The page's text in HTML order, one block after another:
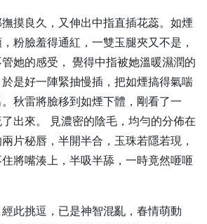
摸良久，又伸出中指直插花蕊。如煙
粉臉羞得通紅，一雙玉腿夾又不是，
她的感受， 覺得中指被她溫暖濕潤的
是好一陣緊抽慢插，把如煙搞得氣喘
秋雷將臉移到如煙下體，剛看了一
出來。 見濃密的陰毛，均勻的分佈在
片秘唇，半開半合，玉珠若隱若現，
將嘴湊上，半吸半舔，一時竟然咂咂
此挑逗，已是神智混亂，春情萌動